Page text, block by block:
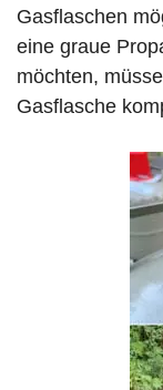
Gasflaschen
eine graue
möchten,
Gasflasche